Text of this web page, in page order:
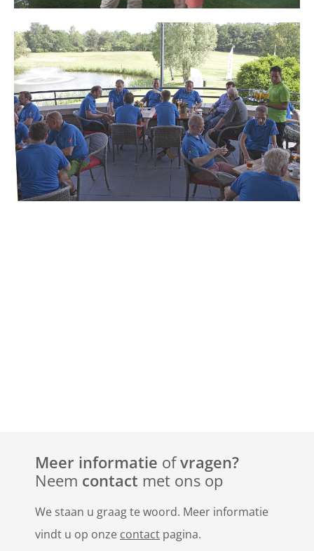
Meer informatie ofvragen?
Neem contact met ons op
We staan u graag te woord. Meer informatie
vindt u op onze contact pagina.